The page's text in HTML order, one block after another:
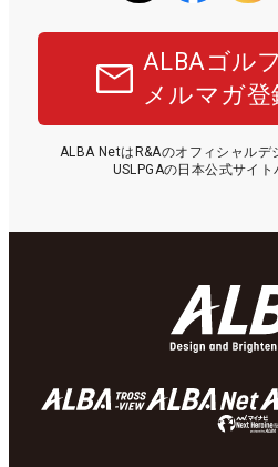
ALBAゴル
メルマガ
ALBA NetはR&Aのオフィシャルデ
USLPGAの日本公式サイト